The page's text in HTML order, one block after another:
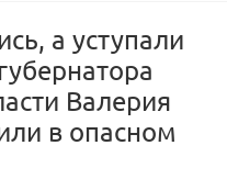
а уступали
Валерия
в опасном